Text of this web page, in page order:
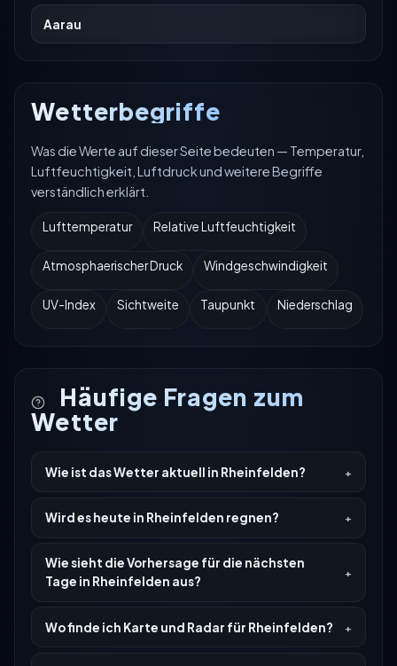
Aarau
Wetterbegriffe
Was die Werte auf dieser Seite bedeuten — Temperatur,
Luftfeuchtigkeit, Luftdruck und weitere Begriffe
verständlich erklärt.
Lufttemperatur Relative Luftfeuchtigkeit
Atmosphaerischer Druck Windgeschwindigkeit
UV-Index Sichtweite Taupunkt Niederschlag
Häufige Fragen zum
Wetter
Wie ist das Wetter aktuell in Rheinfelden?
Wird es heute in Rheinfelden regnen?
Wie sieht die Vorhersage für die nächsten
Tage in Rheinfelden aus?
Wo finde ich Karte und Radar für Rheinfelden?